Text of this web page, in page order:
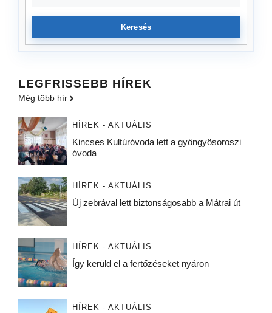
Keresés
LEGFRISSEBB HÍREK
Még több hír
HÍREK - AKTUÁLIS
Kincses Kultúróvoda lett a gyöngyösoroszi
óvoda
HÍREK - AKTUÁLIS
Új zebrával lett biztonságosabb a Mátrai út
HÍREK - AKTUÁLIS
Így kerüld el a fertőzéseket nyáron
HÍREK - AKTUÁLIS